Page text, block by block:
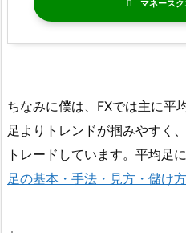
マネース
ちなみに僕は、FXでは主に平
足よりトレンドが掴みやすく
トレードしています。平均足
足の基本・手法・見方・儲け